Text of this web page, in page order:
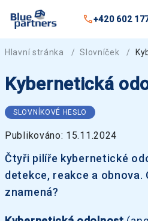
+420 602
Hlavní stránka / Slovníček /
Kybernetická
SLOVNÍKOVÉ HESLO
Publikováno: 15.11.2024
Čtyři pilíře kybernetické
detekce, reakce a obnova.
znamená?